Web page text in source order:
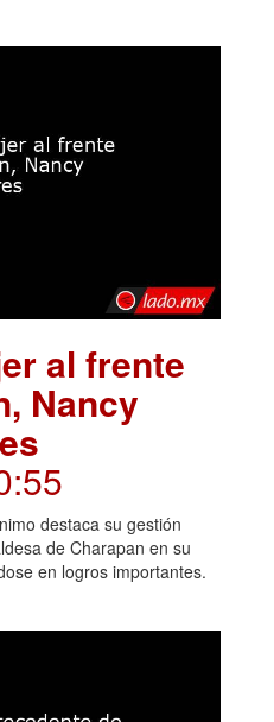
al frente
Nancy
destaca su gestión
de Charapan en su
en logros importantes.